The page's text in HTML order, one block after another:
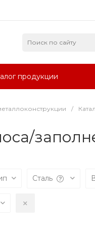
продукции
/
Сталь